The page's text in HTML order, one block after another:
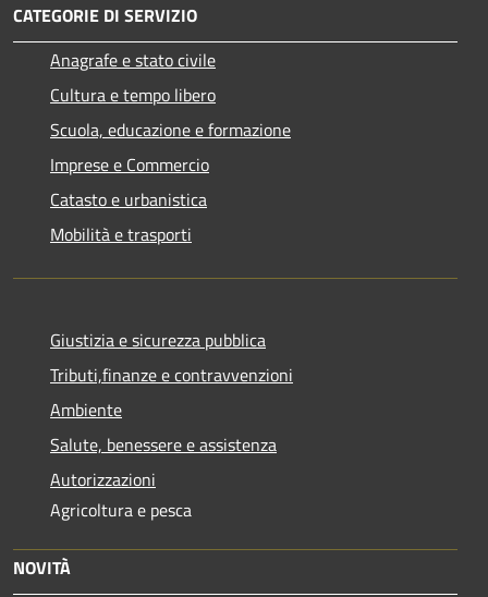
CATEGORIE DI SERVIZIO
Anagrafe e stato civile
Cultura e tempo libero
Scuola, educazione e formazione
Imprese e Commercio
Catasto e urbanistica
Mobilità e trasporti
Giustizia e sicurezza pubblica
Tributi,finanze e contravvenzioni
Ambiente
Salute, benessere e assistenza
Autorizzazioni
Agricoltura e pesca
NOVITÀ